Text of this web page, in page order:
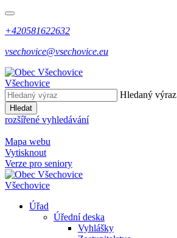
+420581622632
vsechovice@vsechovice.eu
Všechovice
Hledaný výraz
Hledat
rozšířené vyhledávání
Mapa webu
Vytisknout
Verze pro seniory
Všechovice
Úřad
Úřední deska
Vyhlášky